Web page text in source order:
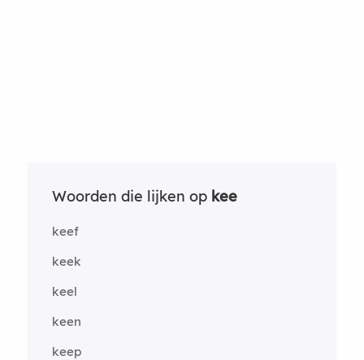
Woorden die lijken op kee
keef
keek
keel
keen
keep